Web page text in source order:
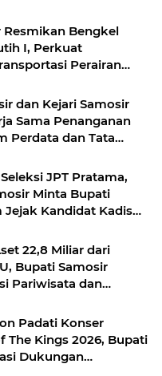
Resmikan Bengkel
I, Perkuat
Perairan
dan Kejari Samosir
Sama Penanganan
Perdata dan Tata
JPT Pratama,
Minta Bupati
Jejak Kandidat Kadis
22,8 Miliar dari
Bupati Samosir
Pariwisata dan
Padati Konser
The Kings 2026, Bupati
Dukungan